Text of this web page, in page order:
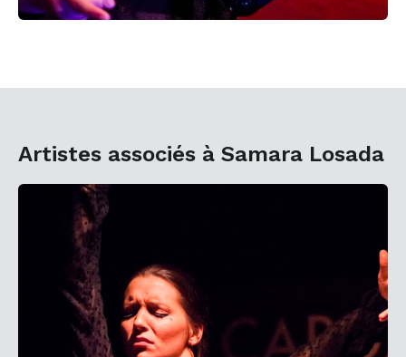
Artistes associés à Samara Losada